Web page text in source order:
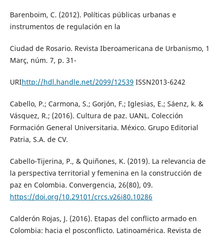
Barenboim, C. (2012). Políticas públicas urbanas e
instrumentos de regulación en la
Ciudad de Rosario. Revista Iberoamericana de Urbanismo, 1
Març, núm. 7, p. 31-
URIhttp://hdl.handle.net/2099/12539 ISSN2013-6242
Cabello, P.; Carmona, S.; Gorjón, F.; Iglesias, E.; Sáenz, k. &
Vásquez, R.; (2016). Cultura de paz. UANL. Colección
Formación General Universitaria. México. Grupo Editorial
Patria, S.A. de CV.
Cabello-Tijerina, P., & Quiñones, K. (2019). La relevancia de
la perspectiva territorial y femenina en la construcción de
paz en Colombia. Convergencia, 26(80), 09.
https://doi.org/10.29101/crcs.v26i80.10286
Calderón Rojas, J. (2016). Etapas del conflicto armado en
Colombia: hacia el posconflicto. Latinoamérica. Revista de